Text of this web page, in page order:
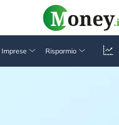
Imprese Risparmio